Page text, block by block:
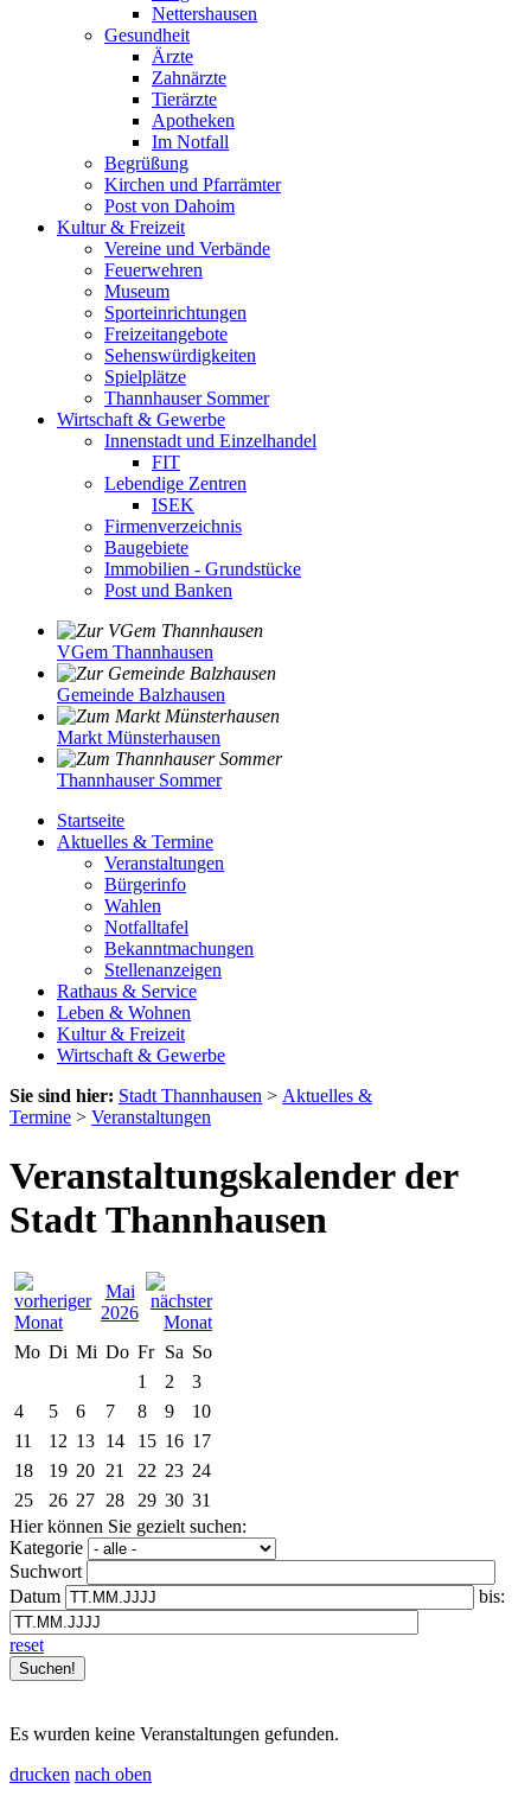
Nettershausen
Gesundheit
Ärzte
Zahnärzte
Tierärzte
Apotheken
Im Notfall
Begrüßung
Kirchen und Pfarrämter
Post von Dahoim
Kultur & Freizeit
Vereine und Verbände
Feuerwehren
Museum
Sporteinrichtungen
Freizeitangebote
Sehenswürdigkeiten
Spielplätze
Thannhauser Sommer
Wirtschaft & Gewerbe
Innenstadt und Einzelhandel
FIT
Lebendige Zentren
ISEK
Firmenverzeichnis
Baugebiete
Immobilien - Grundstücke
Post und Banken
VGem Thannhausen
Gemeinde Balzhausen
Markt Münsterhausen
Thannhauser Sommer
Startseite
Aktuelles & Termine
Veranstaltungen
Bürgerinfo
Wahlen
Notfalltafel
Bekanntmachungen
Stellenanzeigen
Rathaus & Service
Leben & Wohnen
Kultur & Freizeit
Wirtschaft & Gewerbe
Sie sind hier: Stadt Thannhausen > Aktuelles &
Termine > Veranstaltungen
Veranstaltungskalender der
Stadt Thannhausen
Mai
2026
Mo Di Mi Do Fr Sa So
1
2
3
4
5 6 7 8 9
10
11
12 13 14 15 16 17
18
19 20 21 22 23 24
25
26 27 28 29 30 31
Hier können Sie gezielt suchen:
Kategorie
Suchwort
Datum
bis:
reset
Es wurden keine Veranstaltungen gefunden.
drucken nach oben